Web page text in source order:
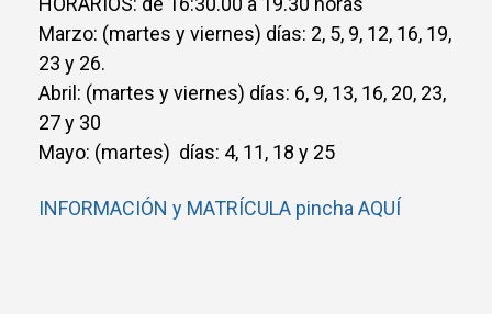
Marzo: (martes y viernes) días: 2, 5, 9, 12, 16, 19,
23 y 26.
Abril: (martes y viernes) días: 6, 9, 13, 16, 20, 23,
27 y 30
Mayo: (martes) días: 4, 11, 18 y 25
INFORMACIÓN y MATRÍCULA pincha AQUÍ